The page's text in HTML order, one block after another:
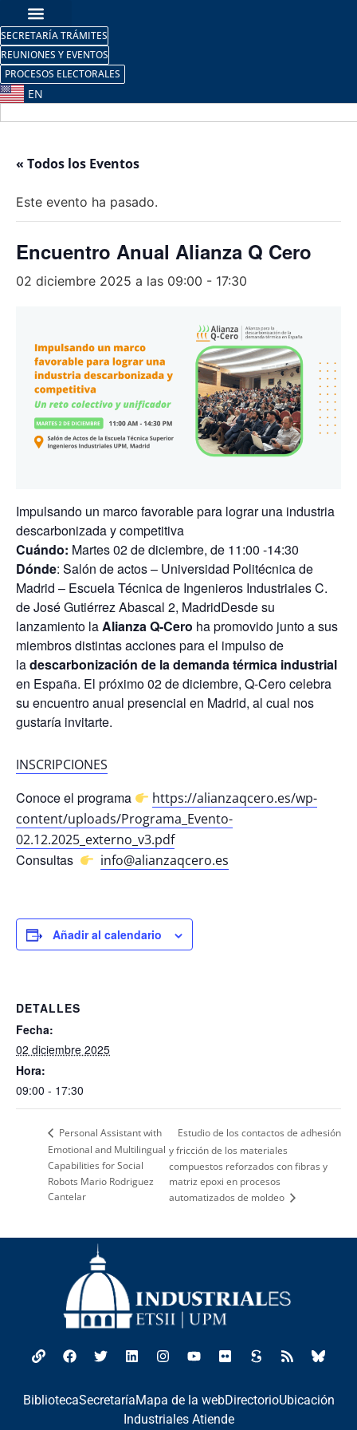
SECRETARÍA TRÁMITES
REUNIONES Y EVENTOS
PROCESOS ELECTORALES
EN
« Todos los Eventos
Este evento ha pasado.
Encuentro Anual Alianza Q Cero
02 diciembre 2025 a las 09:00 - 17:30
Impulsando un marco favorable para lograr una industria
descarbonizada y competitiva
Cuándo: Martes 02 de diciembre, de 11:00 -14:30
Dónde: Salón de actos – Universidad Politécnica de
Madrid – Escuela Técnica de Ingenieros Industriales C.
de José Gutiérrez Abascal 2, MadridDesde su
lanzamiento laAlianza Q-Cero ha promovido junto a sus
miembros distintas acciones para el impulso de
ladescarbonización de la demanda térmica industrial
en España. El próximo 02 de diciembre, Q-Cero celebra
su encuentro anual presencial en Madrid, al cual nos
gustaría invitarte.
INSCRIPCIONES
Conoce el programa
https://alianzaqcero.es/wp-
content/uploads/Programa_Evento-
02.12.2025_externo_v3.pdf
Consultas info@alianzaqcero.es
Añadir al calendario
DETALLES
Fecha:
02 diciembre 2025
Hora:
09:00 - 17:30
Personal Assistant with
Emotional and Multilingual
Capabilities for Social
Robots Mario Rodriguez
Cantelar
Estudio de los contactos de adhesión
y fricción de los materiales
compuestos reforzados con fibras y
matriz epoxi en procesos
automatizados de moldeo
BibliotecaSecretaríaMapa de la webDirectorioUbicación
Industriales Atiende